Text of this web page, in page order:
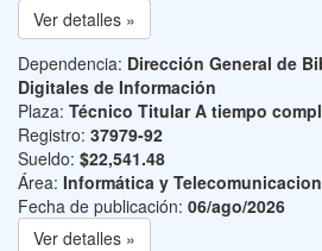
Ver detalles »
Dependencia: Dirección General de
Digitales de Información
Plaza: Técnico Titular A tiempo
Registro: 37979-92
Sueldo: $22,541.48
Área: Informática y
Fecha de publicación: 06/ago/2026
Ver detalles »